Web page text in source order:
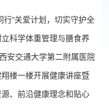
行”关爱计划，切实守护全
科学体重管理与膳食养
安交通大学第二附属医院
楼一楼开展健康讲座暨
、前沿健康理念和贴心